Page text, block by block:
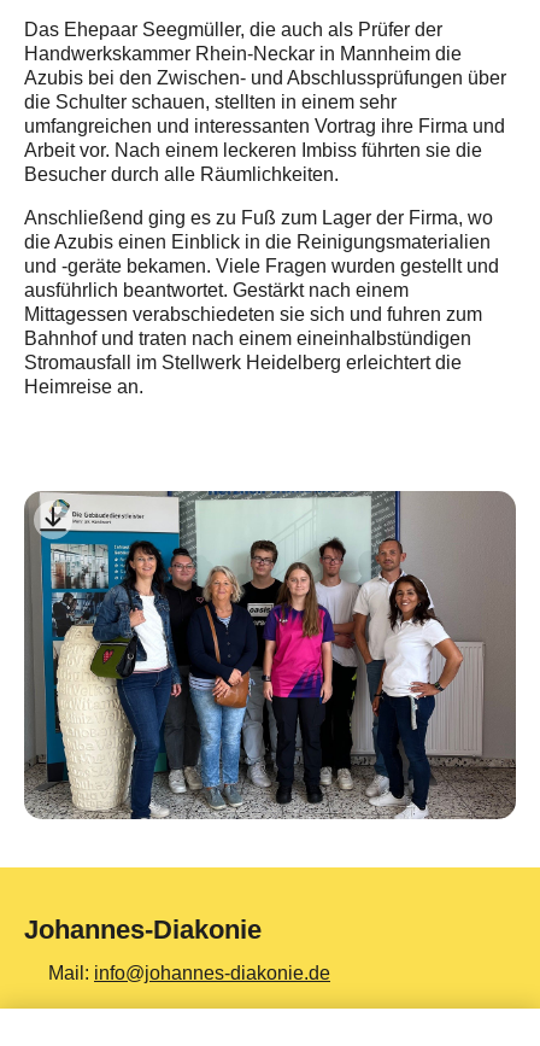
Das Ehepaar Seegmüller, die auch als Prüfer der
Handwerkskammer Rhein-Neckar in Mannheim die
Azubis bei den Zwischen- und Abschlussprüfungen über
die Schulter schauen, stellten in einem sehr
umfangreichen und interessanten Vortrag ihre Firma und
Arbeit vor. Nach einem leckeren Imbiss führten sie die
Besucher durch alle Räumlichkeiten.
Anschließend ging es zu Fuß zum Lager der Firma, wo
die Azubis einen Einblick in die Reinigungsmaterialien
und -geräte bekamen. Viele Fragen wurden gestellt und
ausführlich beantwortet. Gestärkt nach einem
Mittagessen verabschiedeten sie sich und fuhren zum
Bahnhof und traten nach einem eineinhalbstündigen
Stromausfall im Stellwerk Heidelberg erleichtert die
Heimreise an.
Johannes-Diakonie
Mail: info@johannes-diakonie.de
Tel:06261 - 88-0